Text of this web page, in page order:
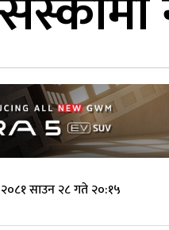
२०८१ साउन २८ गते २०:१५